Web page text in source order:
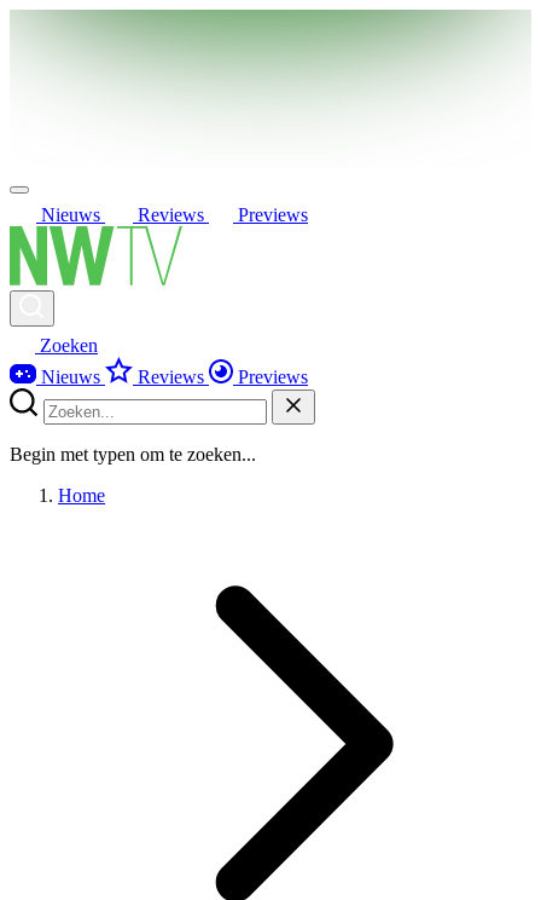
Nieuws Reviews Previews
Zoeken
Nieuws
Reviews Previews
Begin met typen om te zoeken...
Home